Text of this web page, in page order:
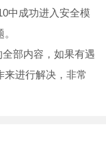
中成功进入安全模
部内容，如果有遇
来进行解决，非常